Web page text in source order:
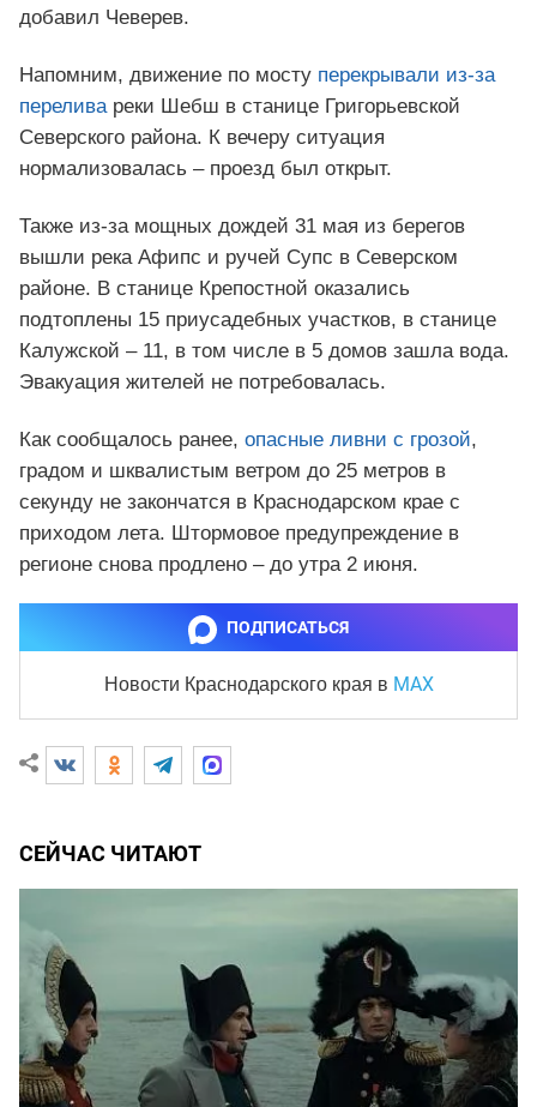
добавил Чеверев.
Напомним, движение по мосту перекрывали из-за
переливареки Шебш в станице Григорьевской
Северского района. К вечеру ситуация
нормализовалась – проезд был открыт.
Также из-за мощных дождей 31 мая из берегов
вышли река Афипс и ручей Супс в Северском
районе. В станице Крепостной оказались
подтоплены 15 приусадебных участков, в станице
Калужской – 11, в том числе в 5 домов зашла вода.
Эвакуация жителей не потребовалась.
Как сообщалось ранее, опасные ливни с грозой,
градом и шквалистым ветром до 25 метров в
секунду не закончатся в Краснодарском крае с
приходом лета. Штормовое предупреждение в
регионе снова продлено – до утра 2 июня.
ПОДПИСАТЬСЯ
Новости Краснодарского края в MAX
СЕЙЧАС ЧИТАЮТ